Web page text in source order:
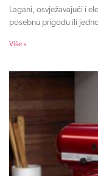
Lagani, osvježavajući i
posebnu prigodu ili
Više »